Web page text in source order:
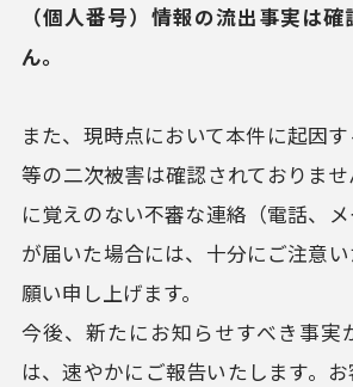
（個人番号）情報の流出事実は
ん。
また、現時点において本件に起因
等の二次被害は確認されておりま
に覚えのない不審な連絡（電話、メ
が届いた場合には、十分にご注意
願い申し上げます。
今後、新たにお知らせすべき事実
は、速やかにご報告いたします。